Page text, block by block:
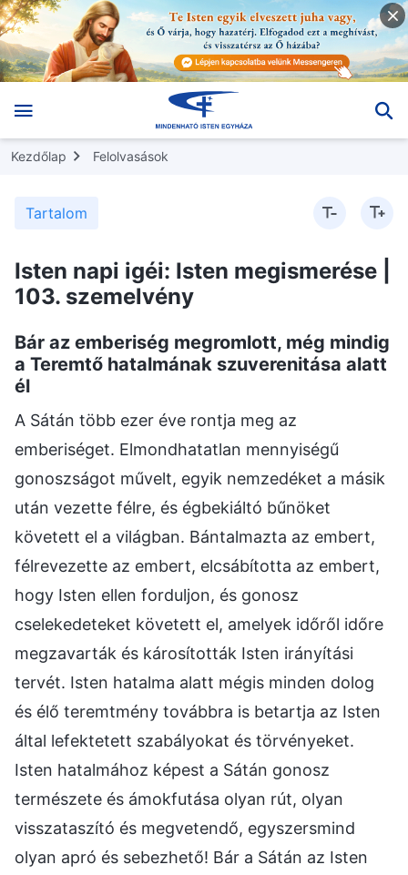
Kezdőlap Felolvasások
Tartalom
Isten napi igéi: Isten megismerése |
103. szemelvény
Bár az emberiség megromlott, még mindig
a Teremtő hatalmának szuverenitása alatt
él
A Sátán több ezer éve rontja meg az
emberiséget. Elmondhatatlan mennyiségű
gonoszságot művelt, egyik nemzedéket a másik
után vezette félre, és égbekiáltó bűnöket
követett el a világban. Bántalmazta az embert,
félrevezette az embert, elcsábította az embert,
hogy Isten ellen forduljon, és gonosz
cselekedeteket követett el, amelyek időről időre
megzavarták és károsították Isten irányítási
tervét. Isten hatalma alatt mégis minden dolog
és élő teremtmény továbbra is betartja az Isten
által lefektetett szabályokat és törvényeket.
Isten hatalmához képest a Sátán gonosz
természete és ámokfutása olyan rút, olyan
visszataszító és megvetendő, egyszersmind
olyan apró és sebezhető! Bár a Sátán az Isten